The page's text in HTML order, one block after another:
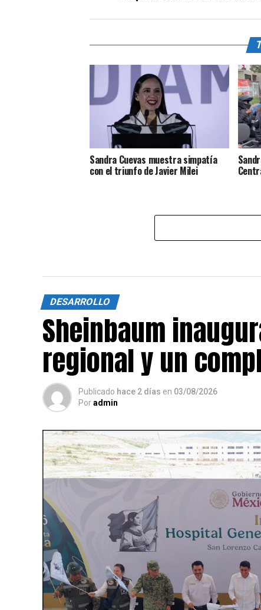
Sandra Cuevas muestra simpatía
con el triunfo de Javier Milei
DESARROLLO
Sheinbaum
regional y un
Publicado hace 2 días en 03/08/2026
Poradmin